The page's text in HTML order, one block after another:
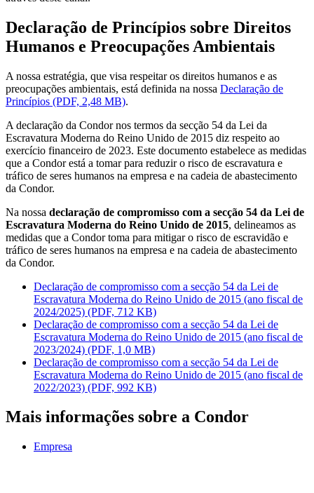
Declaração de Princípios sobre Direitos
Humanos e Preocupações Ambientais
A nossa estratégia, que visa respeitar os direitos humanos e as
preocupações ambientais, está definida na nossa Declaração de
Princípios (PDF, 2,48 MB).
A declaração da Condor nos termos da secção 54 da Lei da
Escravatura Moderna do Reino Unido de 2015 diz respeito ao
exercício financeiro de 2023. Este documento estabelece as medidas
que a Condor está a tomar para reduzir o risco de escravatura e
tráfico de seres humanos na empresa e na cadeia de abastecimento
da Condor.
Na nossa declaração de compromisso com a secção 54 da Lei de
Escravatura Moderna do Reino Unido de 2015, delineamos as
medidas que a Condor toma para mitigar o risco de escravidão e
tráfico de seres humanos na empresa e na cadeia de abastecimento
da Condor.
Declaração de compromisso com a secção 54 da Lei de
Escravatura Moderna do Reino Unido de 2015 (ano fiscal de
2024/2025) (PDF, 712 KB)
Declaração de compromisso com a secção 54 da Lei de
Escravatura Moderna do Reino Unido de 2015 (ano fiscal de
2023/2024) (PDF, 1,0 MB)
Declaração de compromisso com a secção 54 da Lei de
Escravatura Moderna do Reino Unido de 2015 (ano fiscal de
2022/2023) (PDF, 992 KB)
Mais informações sobre a Condor
Empresa